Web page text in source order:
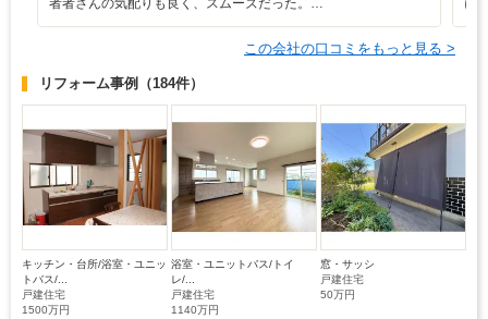
この会社の口コミをもっと見る >
リフォーム事例 （184件）
キッチン・台所/浴室・ユニッ
トバス/...
戸建住宅
1500万円
浴室・ユニットバス/トイ
レ/...
戸建住宅
1140万円
窓・サッシ
戸建住宅
50万円